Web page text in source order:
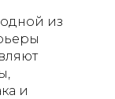
из
и